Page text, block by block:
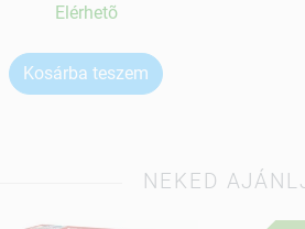
Elérhetõ
Kosárba teszem
NEKED